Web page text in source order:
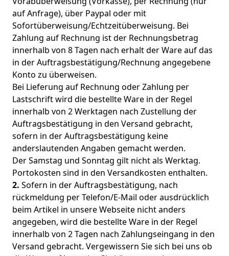
auf Anfrage), über Paypal oder mit
Sofortüberweisung/Echtzeitüberweisung. Bei
Zahlung auf Rechnung ist der Rechnungsbetrag
innerhalb von 8 Tagen nach erhalt der Ware auf das
in der Auftragsbestätigung/Rechnung angegebene
Konto zu überweisen.
Bei Lieferung auf Rechnung oder Zahlung per
Lastschrift wird die bestellte Ware in der Regel
innerhalb von 2 Werktagen nach Zustellung der
Auftragsbestätigung in den Versand gebracht,
sofern in der Auftragsbestätigung keine
anderslautenden Angaben gemacht werden.
Der Samstag und Sonntag gilt nicht als Werktag.
Portokosten sind in den Versandkosten enthalten.
2. Sofern in der Auftragsbestätigung, nach
rückmeldung per Telefon/E-Mail oder ausdrücklich
beim Artikel in unsere Webseite nicht anders
angegeben, wird die bestellte Ware in der Regel
innerhalb von 2 Tagen nach Zahlungseingang in den
Versand gebracht. Vergewissern Sie sich bei uns ob